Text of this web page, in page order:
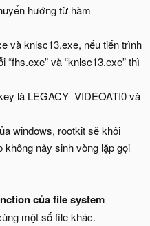
hướng từ hàm
và knlsc13.exe, nếu tiến trình
và “knlsc13.exe” thì
là LEGACY_VIDEOATI0 và
windows, rootkit sẽ khôi
nảy sinh vòng lặp gọi
của file system
một số file khác.